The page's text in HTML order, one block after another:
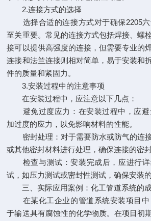
2.连接方式的选择
选择合适的连接方式对于确保2205六
至关重要。常见的连接方式包括焊接、螺
接可以提供高强度的连接，但需要专业的
连接和法兰连接则相对简单，易于安装和
件的质量和紧固力。
3.安装过程中的注意事项
在安装过程中，应注意以下几点：
避免过度应力：在安装过程中，应避
加过度的应力，以免影响材料的性能。
密封处理：对于需要防水或防气的连
或其他密封材料进行处理，确保连接的密封
检查与测试：安装完成后，应进行详
试，如压力测试或密封性测试，确保安装
三、实际应用案例：化工管道系统的
在某化工企业的管道系统安装项目中
于输送具有腐蚀性的化学物质。在项目初